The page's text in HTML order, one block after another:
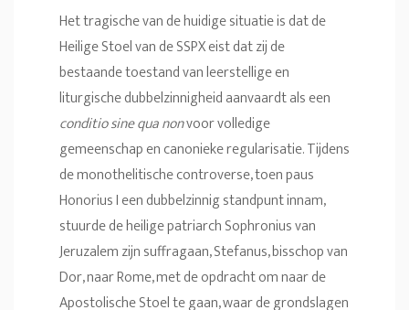
Het tragische van de huidige situatie is dat de
Heilige Stoel van de SSPX eist dat zij de
bestaande toestand van leerstellige en
liturgische dubbelzinnigheid aanvaardt als een
conditio sine qua nonvoor volledige
gemeenschap en canonieke regularisatie. Tijdens
de monothelitische controverse, toen paus
Honorius I een dubbelzinnig standpunt innam,
stuurde de heilige patriarch Sophronius van
Jeruzalem zijn suffragaan, Stefanus, bisschop van
Dor, naar Rome, met de opdracht om naar de
Apostolische Stoel te gaan, waar de grondslagen